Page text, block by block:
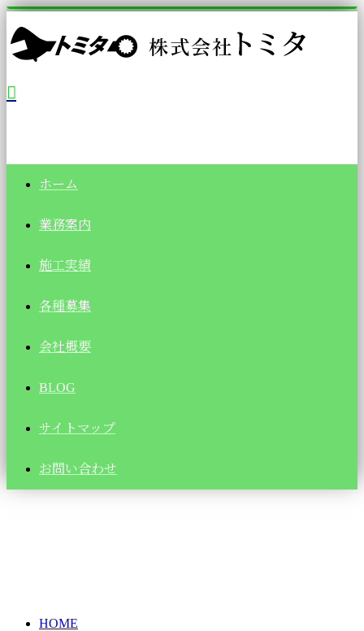
ホーム
業務案内
施工実績
各種募集
会社概要
BLOG
サイトマップ
お問い合わせ
HOME